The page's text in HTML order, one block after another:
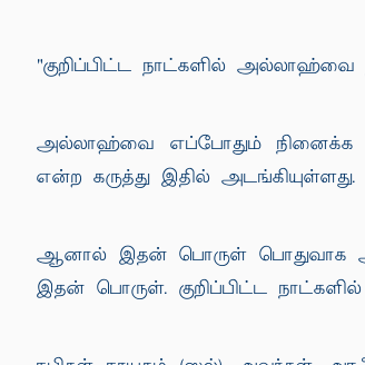
"குறிப்பிட்ட நாட்களில்
அல்லாஹ்வை எப்போதும் நினைக்க
என்ற கருத்து இதில் அடங்கியுள்ளது.
ஆனால் இதன் பொருள் பொதுவாக
இதன் பொருள். குறிப்பிட்ட